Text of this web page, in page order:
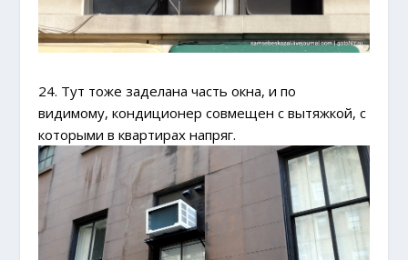
24. Тут тоже заделана часть окна, и по
видимому, кондиционер совмещен с вытяжкой, с
которыми в квартирах напряг.